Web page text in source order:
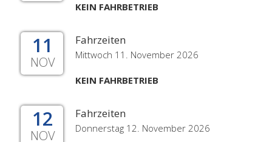
KEIN FAHRBETRIEB
11
NOV
Fahrzeiten
Mittwoch 11. November 2026
KEIN FAHRBETRIEB
12
NOV
Fahrzeiten
Donnerstag 12. November 2026